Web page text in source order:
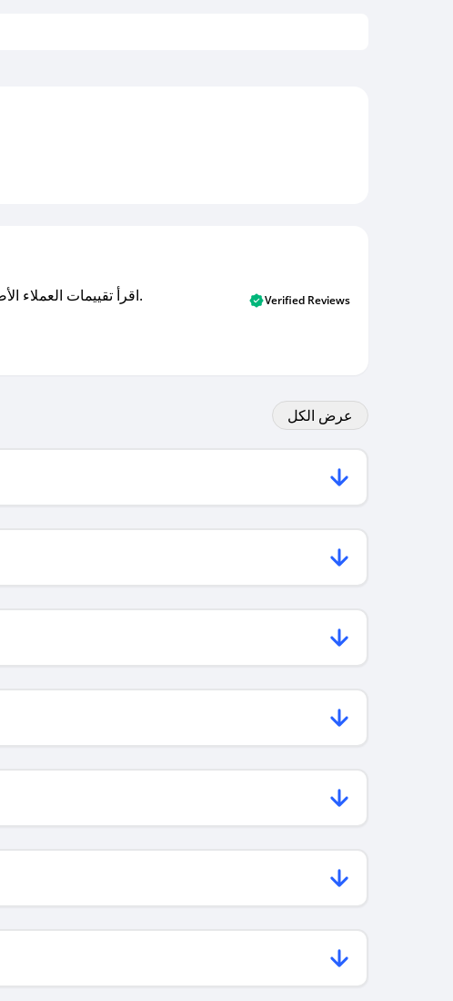
اقرأ تقييمات العملاء الأصلية والتقييمات من المشترين المتحققين. اكتشف ما يعتقده المستخدمون الحقيقيون حول خدمتنا وتعلم من تجاربهم. Verified Reviews
عرض الكل